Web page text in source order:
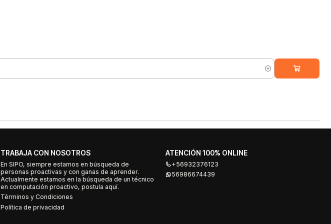
TRABAJA CON NOSOTROS
En SIPO, siempre estamos en búsqueda de
personas proactivas y con ganas de aprender.
Actualmente estamos en la búsqueda de un técnico
en computación proactivo, postula aquí.
Términos y Condiciones
Política de privacidad
ATENCIÓN 100% ONLINE
+56932376123
56986674439